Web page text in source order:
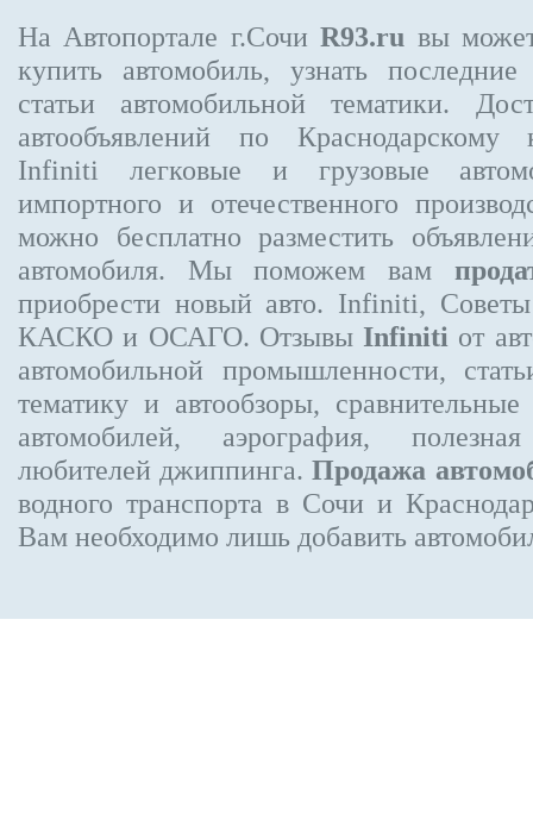
На Автопортале г.СочиR93.ru вы
купить автомобиль, узнать
статьи автомобильной тематики.
автообъявлений по
Infiniti легковые и грузовые
импортного и отечественного
можно бесплатно разместить
автомобиля. Мы поможем вам
приобрести новый авто. Infiniti,
КАСКО и ОСАГО. Отзывы Infiniti от
автомобильной промышленности,
тематику и автообзоры,
автомобилей, аэрография,
любителей джиппинга.Продажа
водного транспорта в Сочи и
Вам необходимо лишь добавить